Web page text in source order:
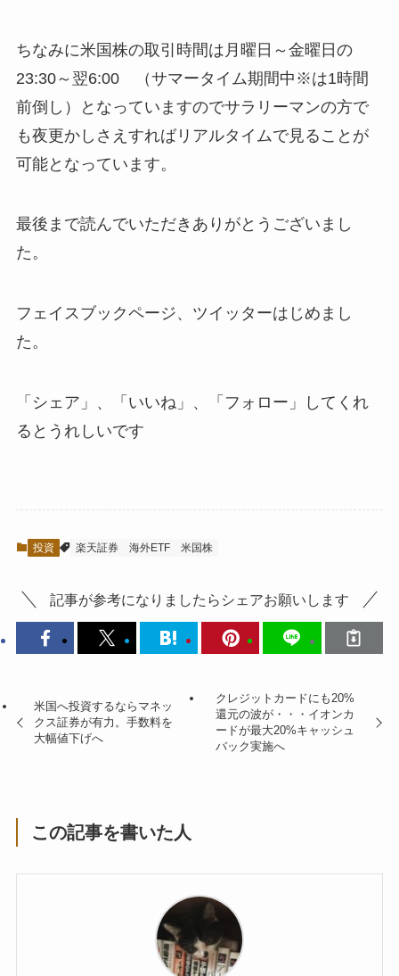
ちなみに米国株の取引時間は月曜日～金曜日の
23:30～翌6:00 （サマータイム期間中※は1時間
前倒し）となっていますのでサラリーマンの方で
も夜更かしさえすればリアルタイムで見ることが
可能となっています。
最後まで読んでいただきありがとうございまし
た。
フェイスブックページ、ツイッターはじめまし
た。
「シェア」、「いいね」、「フォロー」してくれ
るとうれしいです
投資 楽天証券 海外ETF 米国株
記事が参考になりましたらシェアお願いします
米国へ投資するならマネッ
クス証券が有力。手数料を
大幅値下げへ
クレジットカードにも20%
還元の波が・・・イオンカ
ードが最大20%キャッシュ
バック実施へ
この記事を書いた人